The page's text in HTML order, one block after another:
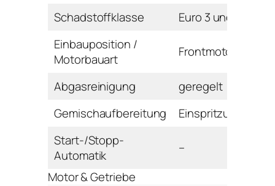
Schadstoffklasse
Euro 3 und D4
Einbauposition /
Motorbauart
Frontmotor / Reihe
Abgasreinigung
geregelt
Gemischaufbereitung
Einspritzung
Start-/Stopp-
Automatik
–
Motor & Getriebe